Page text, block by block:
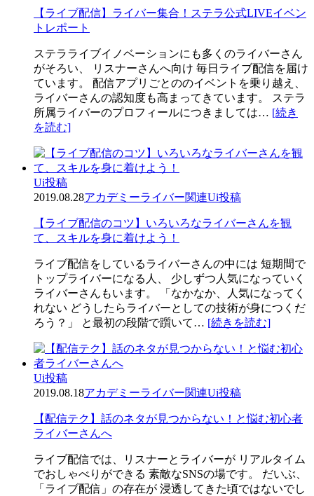
【ライブ配信】ライバー集合！ステラ公式LIVEイベン
トレポート
ステラライブイノベーションにも多くのライバーさん
がそろい、 リスナーさんへ向け 毎日ライブ配信を届け
ています。 配信アプリごとののイベントを乗り越え、
ライバーさんの認知度も高まってきています。 ステラ
所属ライバーのプロフィールにつきましては… [続き
を読む]
Ui投稿
2019.08.28アカデミーライバー関連Ui投稿
【ライブ配信のコツ】いろいろなライバーさんを観
て、スキルを身に着けよう！
ライブ配信をしているライバーさんの中には 短期間で
トップライバーになる人、 少しずつ人気になっていく
ライバーさんもいます。 「なかなか、人気になってく
れない どうしたらライバーとしての技術が身につくだ
ろう？」 と最初の段階で躓いて… [続きを読む]
Ui投稿
2019.08.18アカデミーライバー関連Ui投稿
【配信テク】話のネタが見つからない！と悩む初心者
ライバーさんへ
ライブ配信では、リスナーとライバーが リアルタイム
でおしゃべりができる 素敵なSNSの場です。 だいぶ、
「ライブ配信」の存在が 浸透してきた頃ではないでし